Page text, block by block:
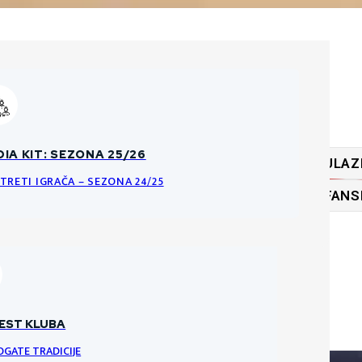
DATOTEKE
KLUBA
TRADICIJE
PRAVILA O PRODAJI ULAZNICA
I PRAVILA ULAZNICA ZA HNK GORICU
KIT: SEZONA 25/26
IGRAČA – SEZONA 24/25